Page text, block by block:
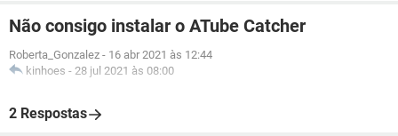
Não consigo instalar o ATube Catcher
Roberta_Gonzalez - 16 abr 2021 às 12:44
kinhoes - 28 jul 2021 às 08:00
2 Respostas